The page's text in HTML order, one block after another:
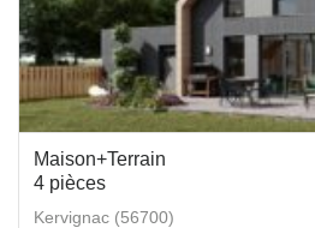
Maison+Terrain
4 pièces
Kervignac (56700)